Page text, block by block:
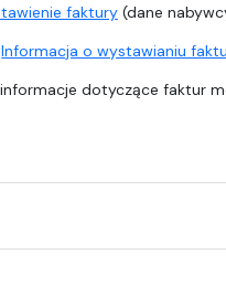
faktury(dane
Informacja o wystawianiu
dotyczące faktur